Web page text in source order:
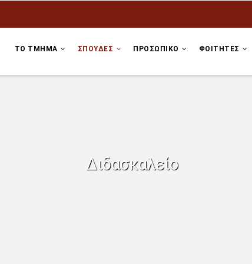
ΤΟ ΤΜΗΜΑ ΣΠΟΥΔΕΣ ΠΡΟΣΩΠΙΚΌ ΦΟΙΤΗΤΕΣ
Διδασκαλείο